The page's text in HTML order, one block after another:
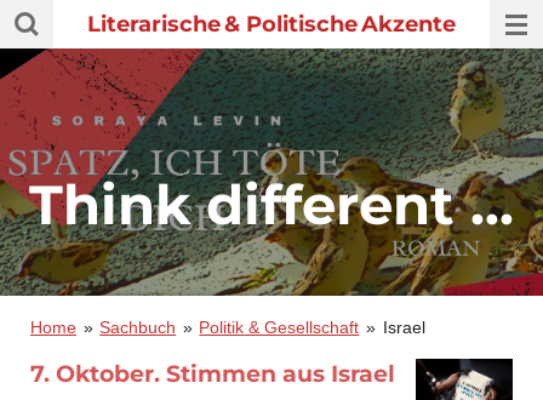
Zum
Hauptinhalt
springen
Literarische& PolitischeAkzente
Think different ...
Home » Sachbuch » Politik & Gesellschaft » Israel
7. Oktober. Stimmen aus Israel